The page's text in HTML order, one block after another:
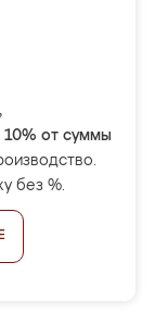
10% от суммы
без %.